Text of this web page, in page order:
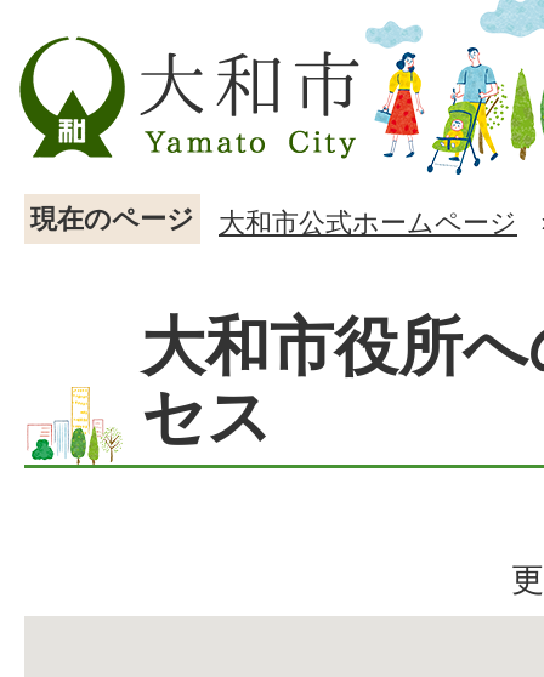
現在のページ 大和市公式ホームページ
大和市役所
セス